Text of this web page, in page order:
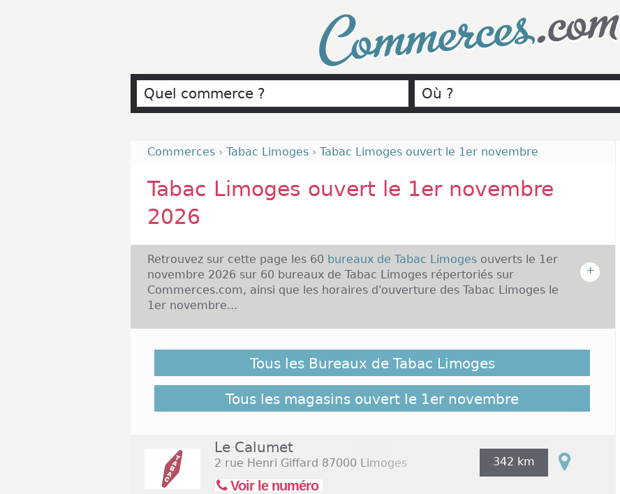
Commerces.com
Commerces › Tabac Limoges › Tabac Limoges ouvert le 1er novembre
Tabac Limoges ouvert le 1er novembre
2026
Retrouvez sur cette page les 60 bureaux de Tabac Limoges ouverts le 1er
novembre 2026 sur 60 bureaux de Tabac Limoges répertoriés sur
Commerces.com, ainsi que les horaires d'ouverture des Tabac Limoges le
1er novembre...
+
le 1er novembre 2026 ne soient pas répertoriés ici, cliquez sur le lien suivant
pour retrouver l'ensemble des Tabac Limoges répertoriés sur Commerces.com :
60 bureaux de Tabac Limoges
Tous les Bureaux de Tabac Limoges
Tous les magasins ouvert le 1er novembre
Le Calumet
2 rue Henri Giffard 87000 Limoges
Voir le numéro
342 km